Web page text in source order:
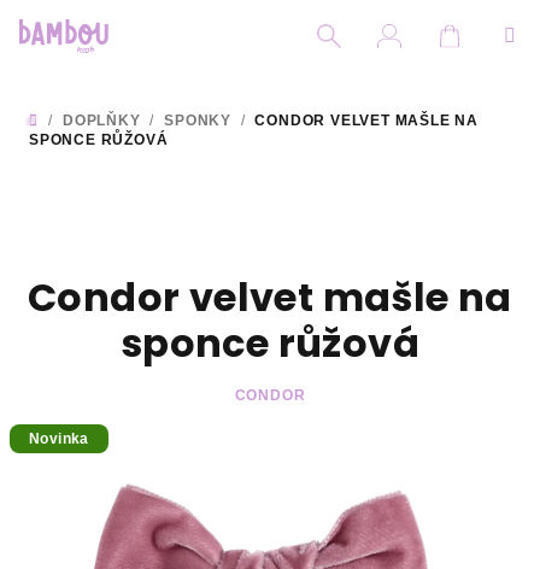
DOMŮ
/ DOPLŇKY / SPONKY / CONDOR VELVET MAŠLE NA
SPONCE RŮŽOVÁ
Condor velvet mašle na
sponce růžová
CONDOR
Novinka